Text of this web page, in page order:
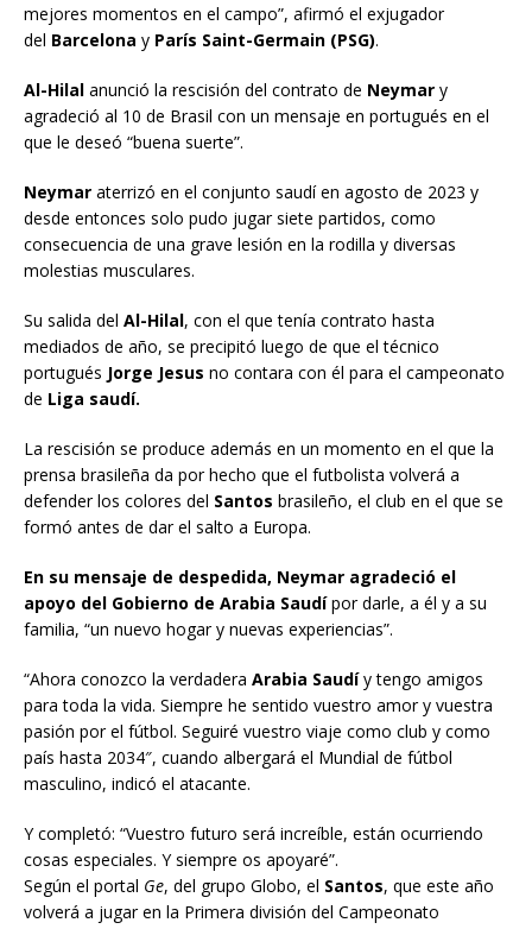
mejores momentos en el campo”, afirmó el exjugador
del Barcelona y París Saint-Germain (PSG).
Al-Hilal anunció la rescisión del contrato de Neymar y
agradeció al 10 de Brasil con un mensaje en portugués en el
que le deseó “buena suerte”.
Neymar aterrizó en el conjunto saudí en agosto de 2023 y
desde entonces solo pudo jugar siete partidos, como
consecuencia de una grave lesión en la rodilla y diversas
molestias musculares.
Su salida del Al-Hilal, con el que tenía contrato hasta
mediados de año, se precipitó luego de que el técnico
portugués Jorge Jesus no contara con él para el campeonato
de Liga saudí.
La rescisión se produce además en un momento en el que la
prensa brasileña da por hecho que el futbolista volverá a
defender los colores del Santos brasileño, el club en el que se
formó antes de dar el salto a Europa.
En su mensaje de despedida, Neymar agradeció el
apoyo del Gobierno de Arabia Saudípor darle, a él y a su
familia, “un nuevo hogar y nuevas experiencias”.
“Ahora conozco la verdadera Arabia Saudíy tengo amigos
para toda la vida. Siempre he sentido vuestro amor y vuestra
pasión por el fútbol. Seguiré vuestro viaje como club y como
país hasta 2034″, cuando albergará el Mundial de fútbol
masculino, indicó el atacante.
Y completó: “Vuestro futuro será increíble, están ocurriendo
cosas especiales. Y siempre os apoyaré”.
Según el portal Ge, del grupo Globo, el Santos, que este año
volverá a jugar en la Primera división del Campeonato